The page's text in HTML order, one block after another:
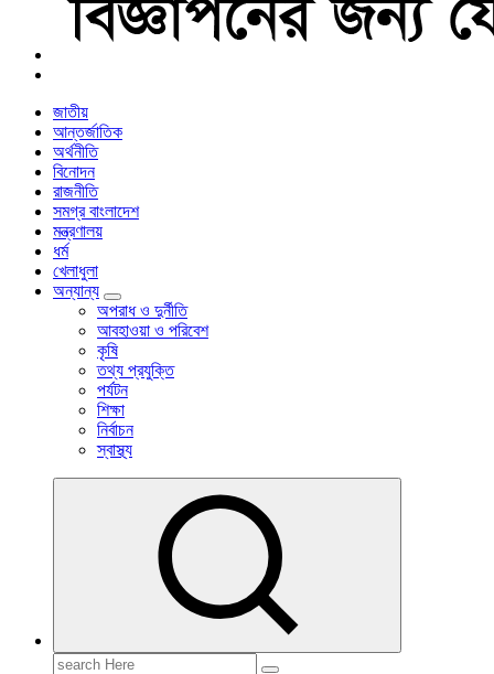
জাতীয়
আন্তর্জাতিক
অর্থনীতি
বিনোদন
রাজনীতি
সমগ্র বাংলাদেশ
মন্ত্রণালয়
ধর্ম
খেলাধুলা
অন্যান্য
অপরাধ ও দুর্নীতি
আবহাওয়া ও পরিবেশ
কৃষি
তথ্য প্রযুক্তি
পর্যটন
শিক্ষা
নির্বাচন
স্বাস্থ্য
Search